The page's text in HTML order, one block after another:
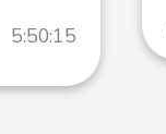
5:50:15